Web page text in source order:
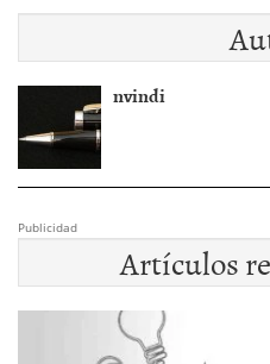
nvindi
Publicidad
Artículos